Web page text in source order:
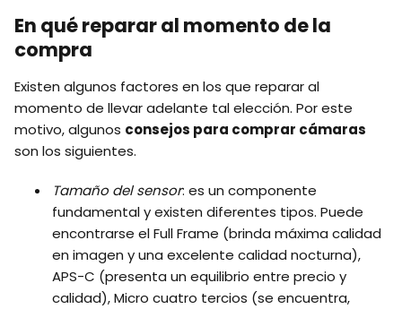
En qué reparar al momento de la
compra
Existen algunos factores en los que reparar al
momento de llevar adelante tal elección. Por este
motivo, algunos consejos para comprar cámaras
son los siguientes.
Tamaño del sensor: es un componente
fundamental y existen diferentes tipos. Puede
encontrarse el Full Frame (brinda máxima calidad
en imagen y una excelente calidad nocturna),
APS-C (presenta un equilibrio entre precio y
calidad), Micro cuatro tercios (se encuentra,